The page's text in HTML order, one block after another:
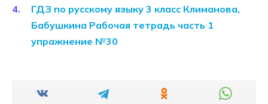
ГДЗ по русскому языку 3 класс Климанова,
Бабушкина Рабочая тетрадь часть 1
упражнение №30